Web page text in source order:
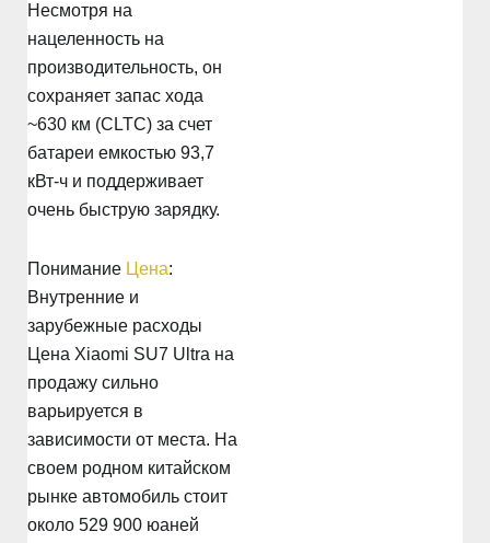
Несмотря на
нацеленность на
производительность, он
сохраняет запас хода
~630 км (CLTC) за счет
батареи емкостью 93,7
кВт-ч и поддерживает
очень быструю зарядку.
Понимание Цена:
Внутренние и
зарубежные расходы
Цена Xiaomi SU7 Ultra на
продажу сильно
варьируется в
зависимости от места. На
своем родном китайском
рынке автомобиль стоит
около 529 900 юаней